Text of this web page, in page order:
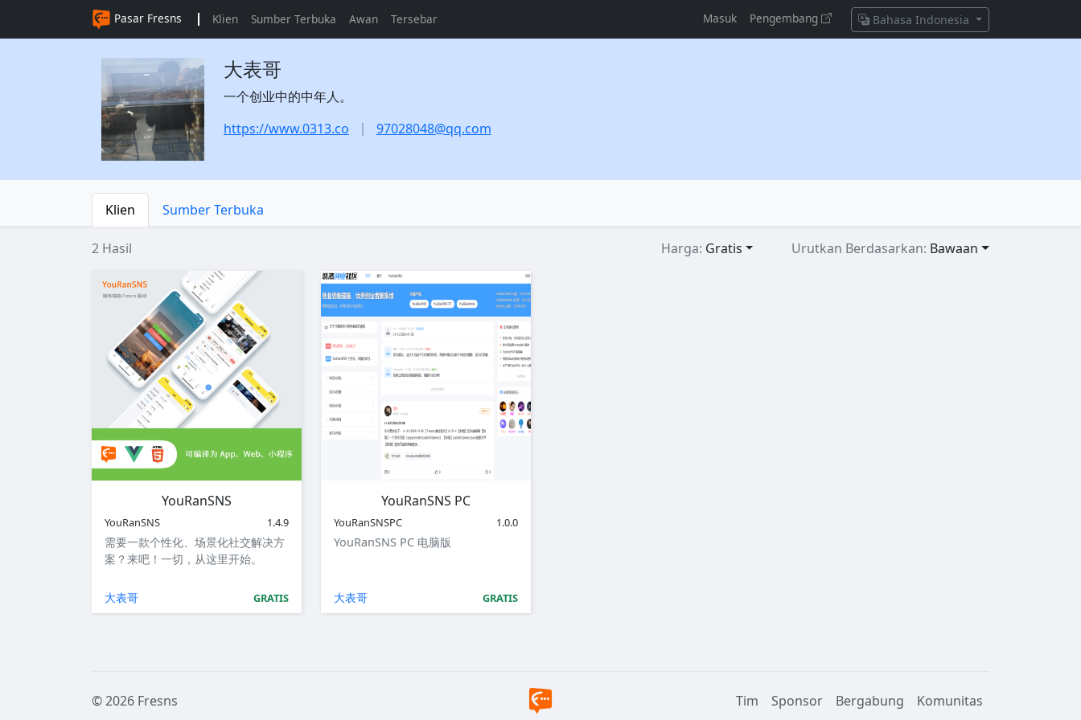
Pasar Fresns Klien Sumber Terbuka Awan Tersebar Masuk Pengembang Bahasa Indonesia
大表哥
一个创业中的中年人。
https://www.0313.co
97028048@qq.com
Klien Sumber Terbuka
2 Hasil Harga: Gratis Urutkan Berdasarkan: Bawaan
YouRanSNS
YouRanSNS 1.4.9
需要一款个性化、场景化社交解决方
案？来吧！一切，从这里开始。
大表哥 GRATIS
YouRanSNS PC
YouRanSNSPC 1.0.0
YouRanSNS PC 电脑版
大表哥 GRATIS
© 2026 Fresns Tim Sponsor Bergabung Komunitas